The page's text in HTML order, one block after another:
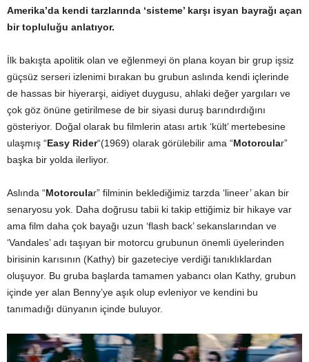
Amerika’da kendi tarzlarında ‘sisteme’ karşı isyan bayrağı açan
bir topluluğu anlatıyor.
İlk bakışta apolitik olan ve eğlenmeyi ön plana koyan bir grup işsiz
güçsüz serseri izlenimi bırakan bu grubun aslında kendi içlerinde
de hassas bir hiyerarşi, aidiyet duygusu, ahlaki değer yargıları ve
çok göz önüne getirilmese de bir siyasi duruş barındırdığını
gösteriyor. Doğal olarak bu filmlerin atası artık ‘kült’ mertebesine
ulaşmış “Easy Rider“(1969) olarak görülebilir ama “Motorcular”
başka bir yolda ilerliyor.
Aslında “Motorcular” filminin beklediğimiz tarzda ‘lineer’ akan bir
senaryosu yok. Daha doğrusu tabii ki takip ettiğimiz bir hikaye var
ama film daha çok bayağı uzun ‘flash back’ sekanslarından ve
‘Vandales’ adı taşıyan bir motorcu grubunun önemli üyelerinden
birisinin karısının (Kathy) bir gazeteciye verdiği tanıklıklardan
oluşuyor. Bu gruba başlarda tamamen yabancı olan Kathy, grubun
içinde yer alan Benny’ye aşık olup evleniyor ve kendini bu
tanımadığı dünyanın içinde buluyor.